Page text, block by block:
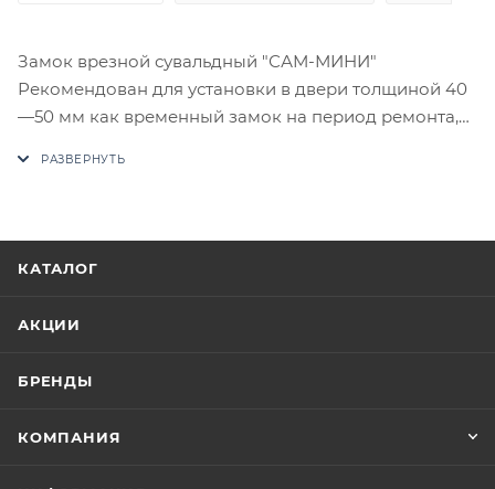
Замок врезной сувальдный "САМ-МИНИ"
Рекомендован для установки в двери толщиной 40
—50 мм как временный замок на период ремонта,
в счете может быть предложен аналог на
окончательными. После оформления заказа
КАТАЛОГ
АКЦИИ
БРЕНДЫ
КОМПАНИЯ